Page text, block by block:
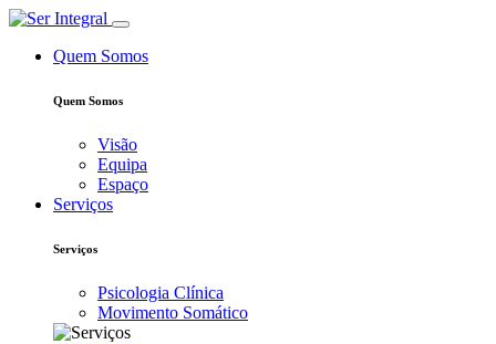
Quem Somos
Quem Somos
Visão
Equipa
Espaço
Serviços
Serviços
Psicologia Clínica
Movimento Somático